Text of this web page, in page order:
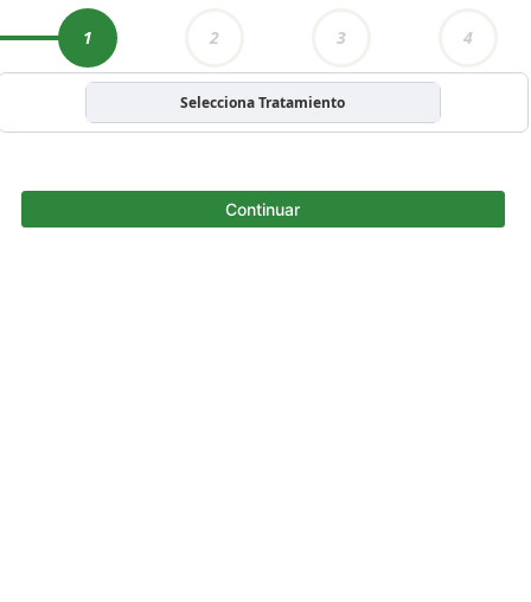
1 2 3 4
Selecciona Tratamiento
Continuar